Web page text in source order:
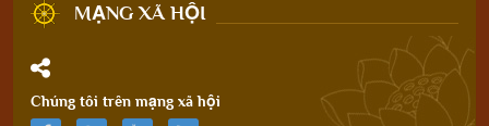
MẠNG XÃ HỘI
Chúng tôi trên mạng xã hội